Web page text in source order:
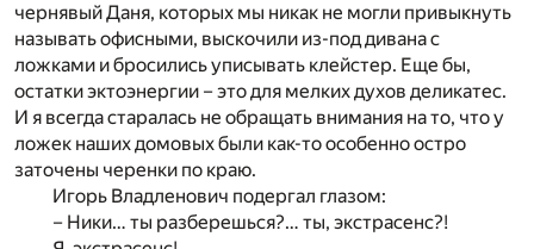
чернявый Даня, которых мы никак не могли привыкнуть
называть офисными, выскочили из-под дивана с
ложками и бросились уписывать клейстер. Еще бы,
остатки эктоэнергии – это для мелких духов деликатес.
И я всегда старалась не обращать внимания на то, что у
ложек наших домовых были как-то особенно остро
заточены черенки по краю.
Игорь Владленович подергал глазом:
– Ники… ты разберешься?… ты, экстрасенс?!